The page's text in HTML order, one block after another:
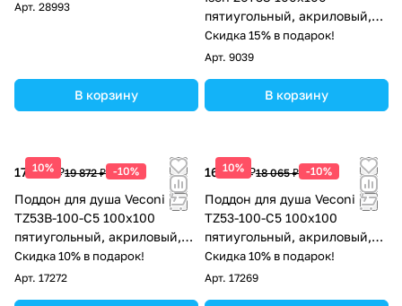
Арт. 28993
В корзину
пятиугольный, акриловый,
белый
Скидка 15% в подарок!
Арт. 9039
В корзину
10%
17 885 ₽19 872 ₽ -10%
Поддон для душа Veconi
TZ53B-100-C5 100х100
пятиугольный, акриловый,
черный
Скидка 10% в подарок!
Арт. 17272
10%
16 259 ₽18 065 ₽ -10%
Поддон для душа Veconi
TZ53-100-C5 100х100
пятиугольный, акриловый,
белый
Скидка 10% в подарок!
Арт. 17269